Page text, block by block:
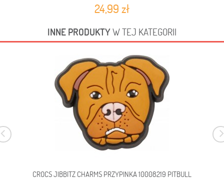
24,99 zł
INNE PRODUKTYW TEJ KATEGORII
CROCS JIBBITZ CHARMS PRZYPINKA 10008219 PITBULL